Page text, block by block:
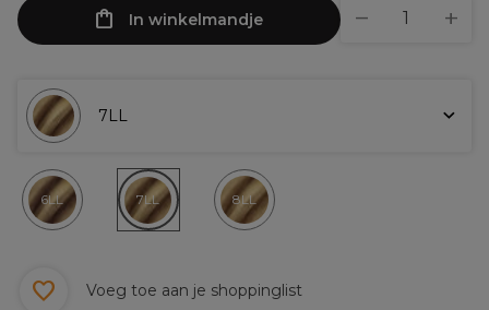
In winkelmandje
7LL
6LL 7LL 8LL
Voeg toe aan je shoppinglist